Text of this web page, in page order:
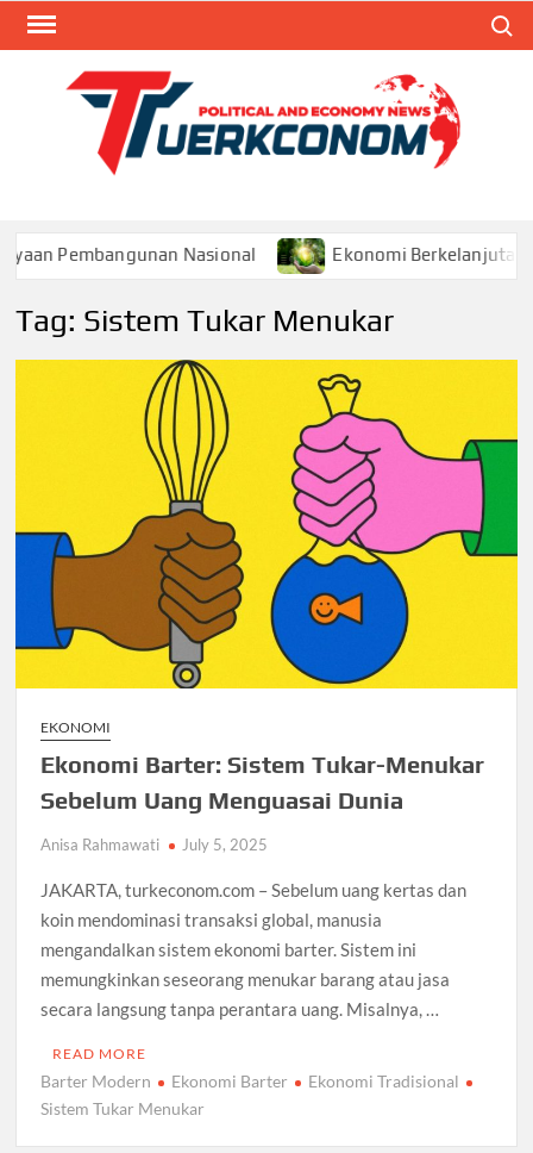
Skip
Pembangunan Nasional Ekonomi Berkelanjutan:
Tag: Sistem Tukar Menukar
EKONOMI
Ekonomi Barter: Sistem Tukar-Menukar
Sebelum Uang Menguasai Dunia
Anisa Rahmawati July 5, 2025
JAKARTA, turkeconom.com – Sebelum uang kertas dan
koin mendominasi transaksi global, manusia
mengandalkan sistem ekonomi barter. Sistem ini
memungkinkan seseorang menukar barang atau jasa
secara langsung tanpa perantara uang. Misalnya, …
READ MORE
Barter Modern Ekonomi Barter
Ekonomi Tradisional
Sistem Tukar Menukar